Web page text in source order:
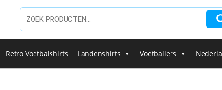
Retro Voetbalshirts Landenshirts Voetballers